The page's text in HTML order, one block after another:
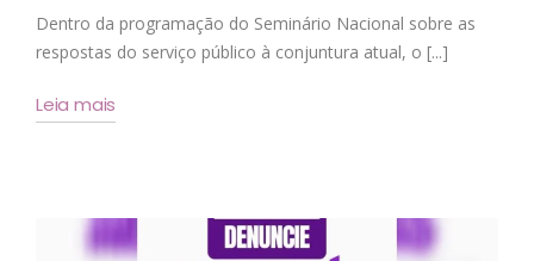
Dentro da programação do Seminário Nacional sobre as
respostas do serviço público à conjuntura atual, o [...]
Leia mais